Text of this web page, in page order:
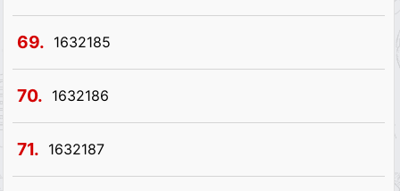
69. 1632185
70. 1632186
71. 1632187